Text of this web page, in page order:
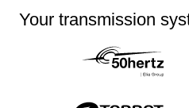
Your transmission